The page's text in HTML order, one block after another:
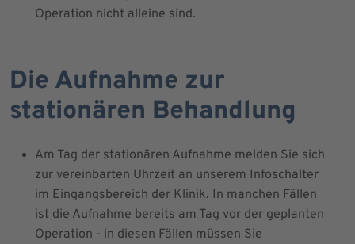
Operation nicht alleine sind.
Die Aufnahme zur
stationären Behandlung
Am Tag der stationären Aufnahme melden Sie sich
zur vereinbarten Uhrzeit an unserem Infoschalter
im Eingangsbereich der Klinik. In manchen Fällen
ist die Aufnahme bereits am Tag vor der geplanten
Operation - in diesen Fällen müssen Sie